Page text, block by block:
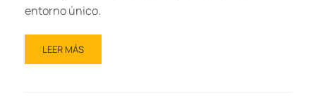
entorno único.
LEER MÁS